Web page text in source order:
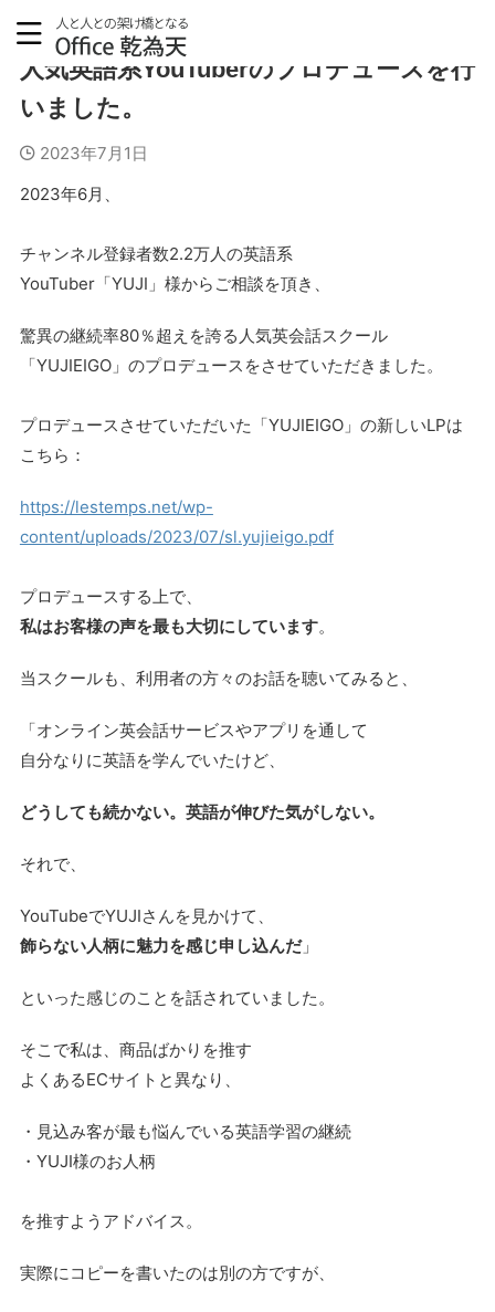
人気英語系YouTuberのプロデュースを行
いました。
2023年7月1日
2023年6月、
チャンネル登録者数2.2万人の英語系
YouTuber「YUJI」様からご相談を頂き、
驚異の継続率80％超えを誇る人気英会話スクール
「YUJIEIGO」のプロデュースをさせていただきました。
プロデュースさせていただいた「YUJIEIGO」の新しいLPは
こちら：
https://lestemps.net/wp-
content/uploads/2023/07/sl.yujieigo.pdf
プロデュースする上で、
私はお客様の声を最も大切にしています。
当スクールも、利用者の方々のお話を聴いてみると、
「オンライン英会話サービスやアプリを通して
自分なりに英語を学んでいたけど、
どうしても続かない。英語が伸びた気がしない。
それで、
YouTubeでYUJIさんを見かけて、
飾らない人柄に魅力を感じ申し込んだ」
といった感じのことを話されていました。
そこで私は、商品ばかりを推す
よくあるECサイトと異なり、
・見込み客が最も悩んでいる英語学習の継続
・YUJI様のお人柄
を推すようアドバイス。
実際にコピーを書いたのは別の方ですが、